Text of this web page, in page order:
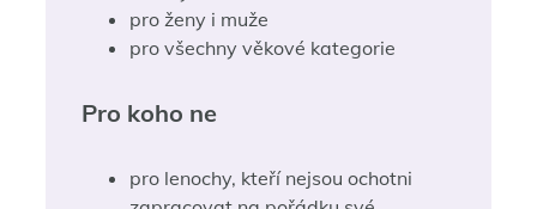
pro ženy i muže
pro všechny věkové kategorie
Pro koho ne
pro lenochy, kteří nejsou ochotni